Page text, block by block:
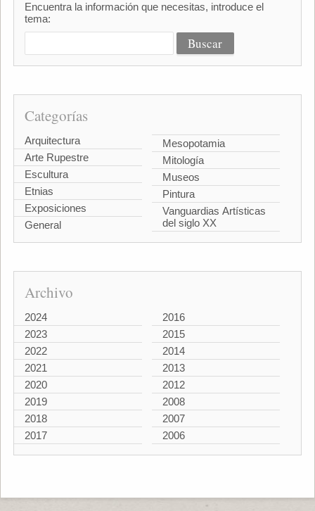
Encuentra la información que necesitas, introduce el
tema:
Categorías
Arquitectura
Arte Rupestre
Escultura
Etnias
Exposiciones
General
Mesopotamia
Mitología
Museos
Pintura
Vanguardias Artísticas
del siglo XX
Archivo
2024
2023
2022
2021
2020
2019
2018
2017
2016
2015
2014
2013
2012
2008
2007
2006